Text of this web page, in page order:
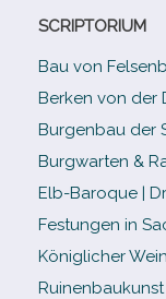
SCRIPTORIUM
Bau von
Berken von der
Burgenbau der
Burgwarten &
Elb-​Baroque |
Festungen in
Königlicher
Ruinenbaukunst